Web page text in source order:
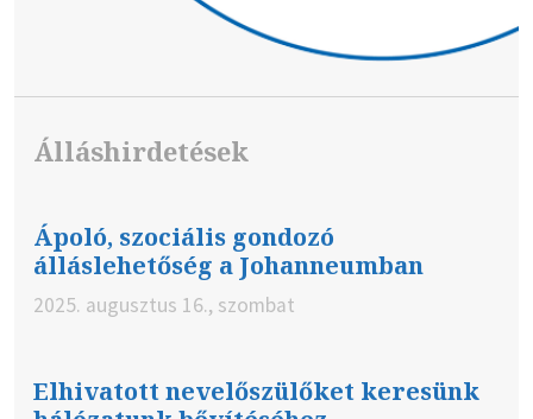
Álláshirdetések
Ápoló, szociális gondozó
álláslehetőség a Johanneumban
2025. augusztus 16., szombat
Elhivatott nevelőszülőket keresünk